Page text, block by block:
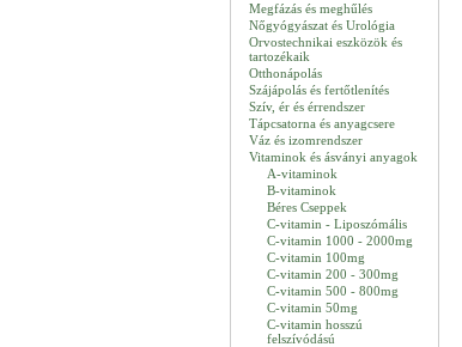
Megfázás és meghűlés
Nőgyógyászat és Urológia
Orvostechnikai eszközök és
tartozékaik
Otthonápolás
Szájápolás és fertőtlenítés
Szív, ér és érrendszer
Tápcsatorna és anyagcsere
Váz és izomrendszer
Vitaminok és ásványi anyagok
A-vitaminok
B-vitaminok
Béres Cseppek
C-vitamin - Liposzómális
C-vitamin 1000 - 2000mg
C-vitamin 100mg
C-vitamin 200 - 300mg
C-vitamin 500 - 800mg
C-vitamin 50mg
C-vitamin hosszú
felszívódású